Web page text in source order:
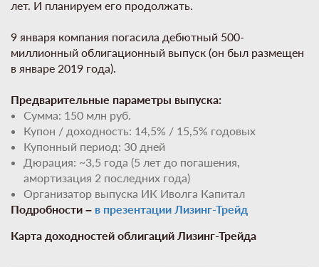
лет. И планируем его продолжать.
9 января компания погасила дебютный 500-
миллионный облигационный выпуск (он был размещен
в январе 2019 года).
Предварительные параметры выпуска:
Сумма: 150 млн руб.
Купон / доходность: 14,5% / 15,5% годовых
Купонный период: 30 дней
Дюрация: ~3,5 года (5 лет до погашения,
амортизация 2 последних года)
Организатор выпуска ИК Иволга Капитал
Подробности – в презентации Лизинг-Трейд
Карта доходностей облигаций Лизинг-Трейда